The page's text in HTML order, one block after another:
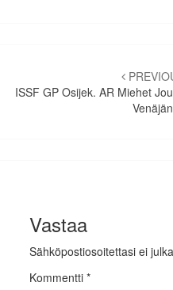
selaus
ISSF GP Osijek. AR Miehet
Venäjän
Vastaa
Sähköpostiosoitettasi ei
Kommentti *